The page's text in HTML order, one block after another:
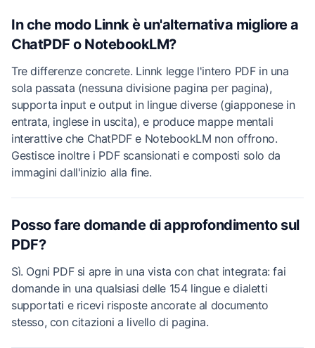
In che modo Linnk è un'alternativa migliore a
ChatPDF o NotebookLM?
Tre differenze concrete. Linnk legge l'intero PDF in una
sola passata (nessuna divisione pagina per pagina),
supporta input e output in lingue diverse (giapponese in
entrata, inglese in uscita), e produce mappe mentali
interattive che ChatPDF e NotebookLM non offrono.
Gestisce inoltre i PDF scansionati e composti solo da
immagini dall'inizio alla fine.
Posso fare domande di approfondimento sul
PDF?
Sì. Ogni PDF si apre in una vista con chat integrata: fai
domande in una qualsiasi delle 154 lingue e dialetti
supportati e ricevi risposte ancorate al documento
stesso, con citazioni a livello di pagina.